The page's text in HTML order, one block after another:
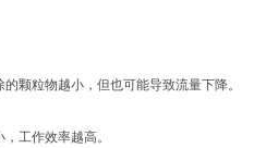
粒物越小，但也可能导致流量下降。
工作效率越高。